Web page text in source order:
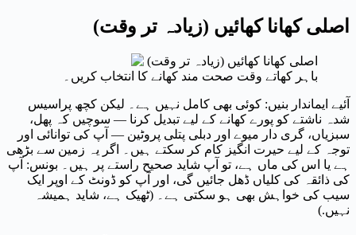
اصلی کھانا کھائیں (زیادہ تر وقت)
باہر کھاتے وقت صحت مند کھانے کا انتخاب کریں۔
آئیے ایماندار بنیں: کوئی بھی کامل نہیں ہے۔ لیکن کچھ پراسیس
شدہ ناشتے کو پورے کھانے کے لیے تبدیل کرنا — سوچیں کہ پھل،
سبزیاں، گری دار میوے اور دبلی پتلی پروٹین — آپ کی توانائی اور
توجہ کے لیے حیرت انگیز کام کر سکتے ہیں۔ اگر یہ زمین سے بڑھی
ہے یا اس کی ماں ہے، تو آپ شاید صحیح راستے پر ہیں۔ بونس: آپ
کی ذائقہ کی کلیاں ڈھل جائیں گی، اور آپ کو ڈونٹ کے اوپر ایک
سیب کی خواہش بھی ہو سکتی ہے۔ (ٹھیک ہے، شاید ہمیشہ
نہیں.)